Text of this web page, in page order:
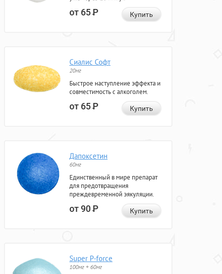
от 65Р Купить
Сиалис Софт
20мг
Быстрое наступление эффекта и
совместимость с алкоголем.
от 65Р Купить
Дапоксетин
60мг
Единственный в мире препарат
для предотвращения
преждевременной эякуляции.
от 90Р Купить
Super P-force
100мг + 60мг